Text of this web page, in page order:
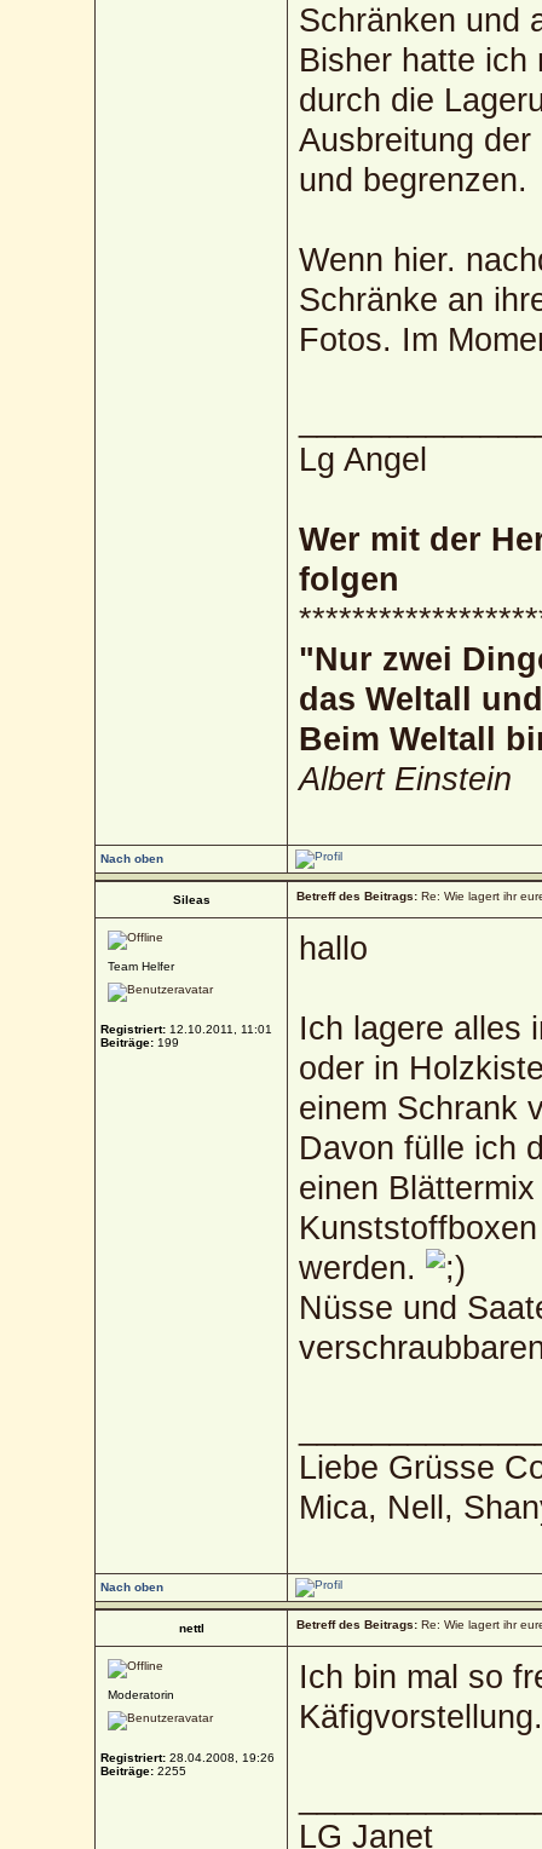
Schränken und
Bisher hatte ich
durch die
Ausbreitung
und begrenzen.
Wenn hier.
Schränke an
Fotos. Im
Lg Angel
Wer mit der
folgen
"Nur zwei
das Weltall
Beim Weltall
Albert Einstein
Nach oben
Sileas Betreff des Beitrags: Re: Wie lagert ihr
Team Helfer
Registriert: 12.10.2011, 11:01
Beiträge: 199
hallo
Ich lagere alles
oder in
einem Schrank
Davon fülle ich
einen
werden.
Nüsse und
Liebe Grüsse
Mica, Nell,
Nach oben
nettl Betreff des Beitrags: Re: Wie lagert ihr
Moderatorin
Registriert: 28.04.2008, 19:26
Beiträge: 2255
Ich bin mal so
LG Janet